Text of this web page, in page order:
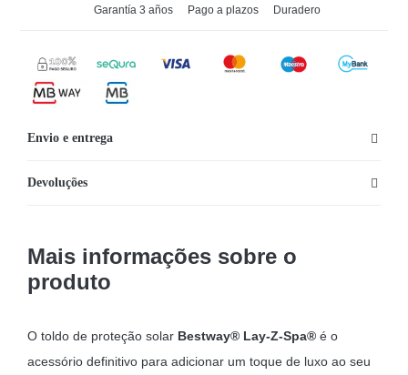
para
Garantía 3 años Pago a plazos Duradero
Envio e entrega
Devoluções
Mais informações sobre o
produto
O toldo de proteção solar Bestway® Lay-Z-Spa®é o
acessório definitivo para adicionar um toque de luxo ao seu